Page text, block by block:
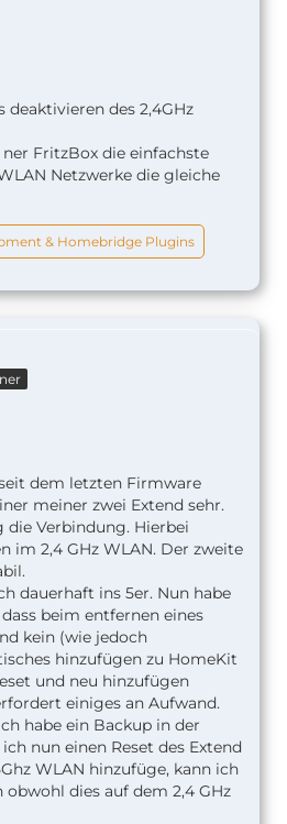
deaktivieren des 2,4GHz
FritzBox die einfachste
Netzwerke die gleiche
& Homebridge Plugins
dem letzten Firmware
meiner zwei Extend sehr.
die Verbindung. Hierbei
im 2,4 GHz WLAN. Der zweite
dauerhaft ins 5er. Nun habe
beim entfernen eines
kein (wie jedoch
hinzufügen zu HomeKit
und neu hinzufügen
einiges an Aufwand.
habe ein Backup in der
nun einen Reset des Extend
WLAN hinzufüge, kann ich
obwohl dies auf dem 2,4 GHz